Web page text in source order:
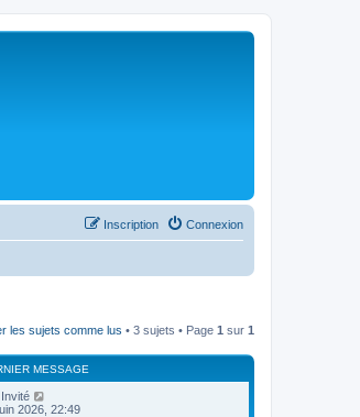
Connexion
Inscription
les sujets comme lus • 3 sujets • Page 1 sur 1
MESSAGE
Invité
2026, 22:49